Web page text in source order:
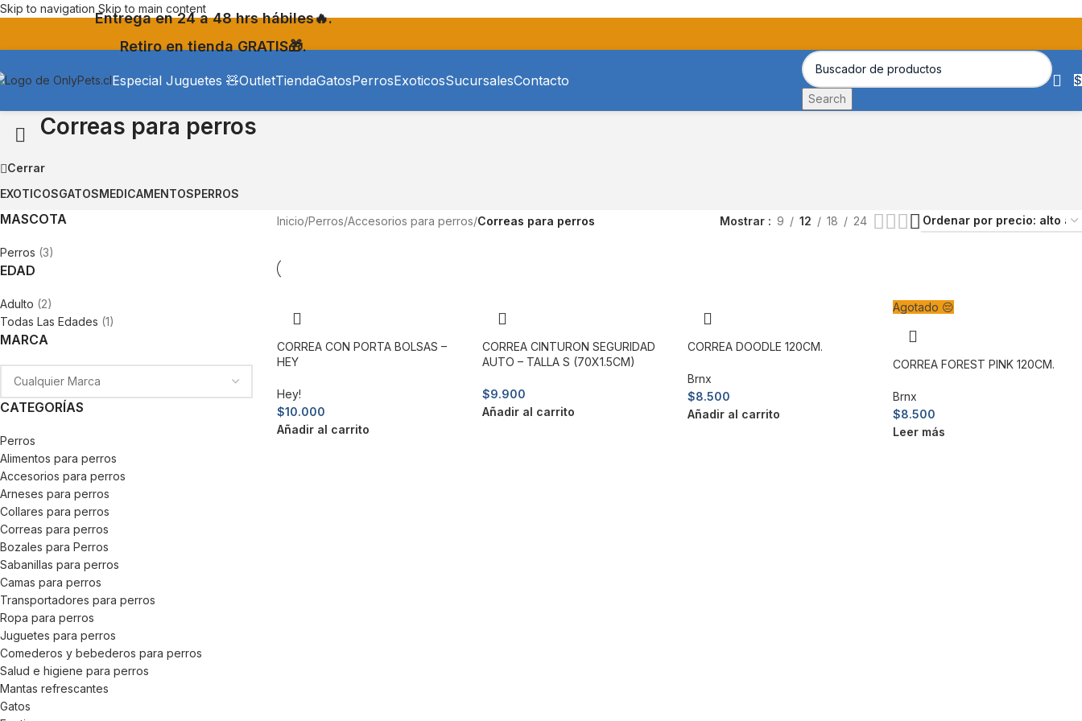
Skip to navigation Skip to main content
Entrega en 24 a 48 hrs hábiles🔥.
Retiro en tienda GRATIS🎁.
Especial Juguetes 🧸OutletTiendaGatosPerrosExoticosSucursalesContacto
Search
$
Correas para perros
Cerrar
EXOTICOSGATOSMEDICAMENTOSPERROS
MASCOTA
Perros (3)
EDAD
Adulto (2)
Todas Las Edades (1)
MARCA
CATEGORÍAS
Perros
Alimentos para perros
Accesorios para perros
Arneses para perros
Collares para perros
Correas para perros
Bozales para Perros
Sabanillas para perros
Camas para perros
Transportadores para perros
Ropa para perros
Juguetes para perros
Comederos y bebederos para perros
Salud e higiene para perros
Mantas refrescantes
Gatos
Inicio/Perros/Accesorios para perros/Correas para perros Mostrar 9 12 18 24
CORREA CON PORTA BOLSAS –
HEY
Hey!
$10.000
Añadir al carrito
CORREA CINTURON SEGURIDAD
AUTO – TALLA S (70X1.5CM)
$9.900
Añadir al carrito
CORREA DOODLE 120CM.
Brnx
$8.500
Añadir al carrito
Agotado 😔
CORREA FOREST PINK 120CM.
Brnx
$8.500
Leer más